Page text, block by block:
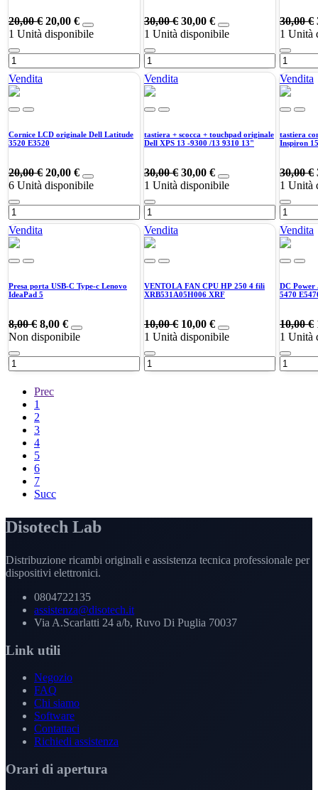
20,00€ 20,00 €
1 Unità disponibile
30,00€ 30,00 €
1 Unità disponibile
30,00€
1 Unità
Vendita
Cornice LCD originale Dell Latitude
3520 E3520
20,00€ 20,00 €
6 Unità disponibile
Vendita
tastiera + scocca + touchpad originale
Dell XPS 13 -9300 /13 9310 13"
30,00€ 30,00 €
1 Unità disponibile
Vendita
tastiera
Inspiron
30,00€
1 Unità
Vendita
Presa porta USB-C Type-c Lenovo
IdeaPad 5
8,00€ 8,00 €
Non disponibile
Vendita
VENTOLA FAN CPU HP 250 4 fili
XRB531A05H006 XRF
10,00€ 10,00 €
1 Unità disponibile
Vendita
DC Power
5470
10,00€
1 Unità
Prec
1
2
3
4
5
6
7
Succ
Disotech Lab
Distribuzione ricambi originali e assistenza tecnica professionale per
dispositivi elettronici.
0804722135
assistenza@disotech.it
Via A.Scarlatti 24 a/b, Ruvo Di Puglia 70037
Link utili
Negozio
FAQ
Chi siamo
Software
Contattaci
Richiedi assistenza
Orari di apertura